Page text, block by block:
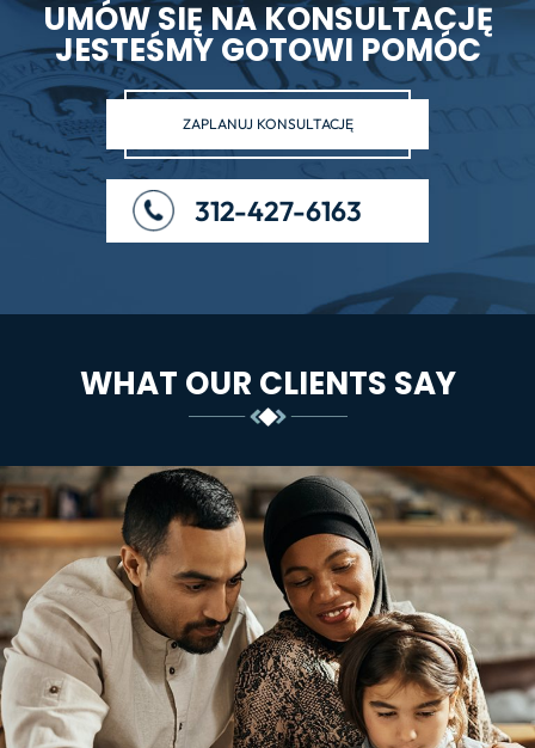
UMÓW SIĘ NA KONSULTACJĘ
JESTEŚMY GOTOWI POMÓC
ZAPLANUJ KONSULTACJĘ
312-427-6163
WHAT OUR CLIENTS SAY